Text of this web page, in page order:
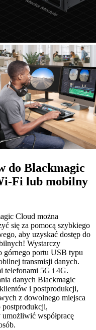
do Blackmagic
Fi lub mobilny
Cloud można
się za pomocą szybkiego
aby uzyskać dostęp do
Wystarczy
górnego portu USB typu
transmisji danych.
telefonami 5G i 4G.
danych Blackmagic
i postprodukcji,
z dowolnego miejsca
postprodukcji,
współpracę